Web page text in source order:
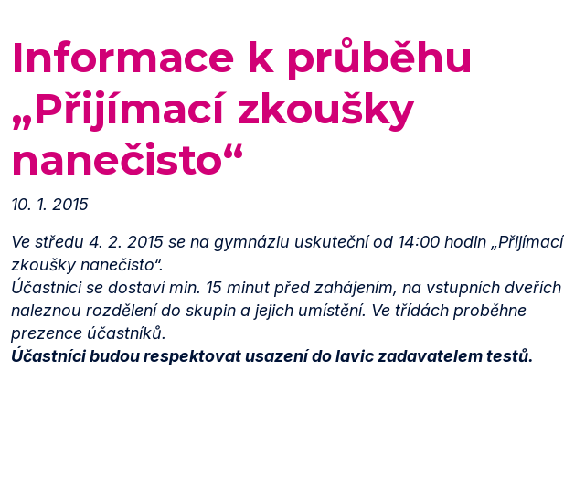
Informace k průběhu
„Přijímací zkoušky
nanečisto“
10. 1. 2015
Ve středu 4. 2. 2015 se na gymnáziu uskuteční od 14:00 hodin „Přijímací
zkoušky nanečisto“.
Účastníci se dostaví min. 15 minut před zahájením, na vstupních dveřích
naleznou rozdělení do skupin a jejich umístění. Ve třídách proběhne
prezence účastníků.
Účastníci budou respektovat usazení do lavic zadavatelem testů.